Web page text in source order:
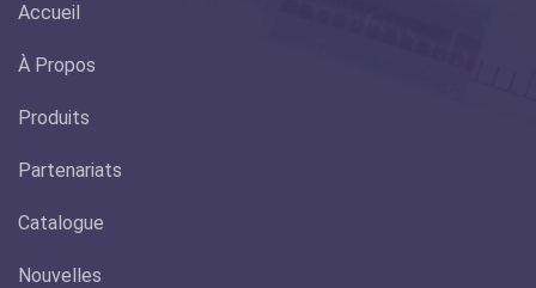
Accueil
À Propos
Produits
Partenariats
Catalogue
Nouvelles